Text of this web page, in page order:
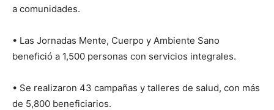
a comunidades.
• Las Jornadas Mente, Cuerpo y Ambiente Sano
benefició a 1,500 personas con servicios integrales.
• Se realizaron 43 campañas y talleres de salud, con más
de 5,800 beneficiarios.